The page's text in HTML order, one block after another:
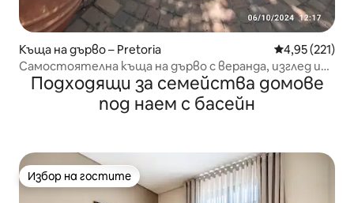
Къща на дърво – Pretoria Средна
4,95 (221)
Самостоятелна къща на дърво с веранда, изглед и
планина
Подходящи за семейства домове
под наем с басейн
Избор на гостите
Избор на гостите